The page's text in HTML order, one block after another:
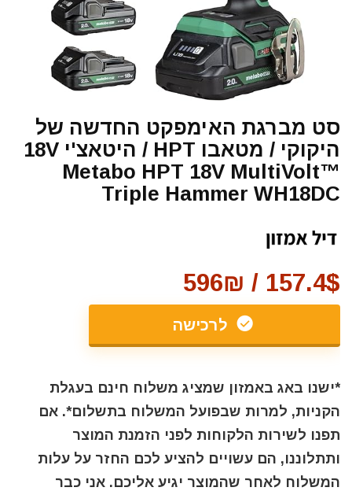
סט מברגת האימפקט החדשה של
היקוקי / מטאבו HPT / היטאצ'י 18V
Metabo HPT 18V MultiVolt™
Triple Hammer WH18DC
157.4$ / 596₪
לרכישה
*ישנו באג באמזון שמציג משלוח חינם בעגלת
הקניות, למרות שבפועל המשלוח בתשלום*. אם
תפנו לשירות הלקוחות לפני הזמנת המוצר
ותתלוננו, הם עשויים להציע לכם החזר על עלות
המשלוח לאחר שהמוצר יגיע אליכם. אני כבר